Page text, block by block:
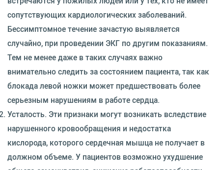
сопутствующих кардиологических заболеваний.
Бессимптомное течение зачастую выявляется
случайно, при проведении ЭКГ по другим показаниям.
Тем не менее даже в таких случаях важно
внимательно следить за состоянием пациента, так как
блокада левой ножки может предшествовать более
серьезным нарушениям в работе сердца.
Усталость. Эти признаки могут возникать вследствие
нарушенного кровообращения и недостатка
кислорода, которого сердечная мышца не получает в
должном объеме. У пациентов возможно ухудшение